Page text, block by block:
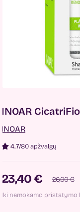
INOAR
INOAR
4.7/80 apžvalgų
23,40 € 26,00 €
Iki nemokamo pristatymo